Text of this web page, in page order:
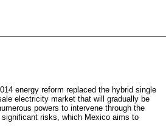
energy reform replaced the hybrid single
electricity market that will gradually be
powers to intervene through the
risks, which Mexico aims to